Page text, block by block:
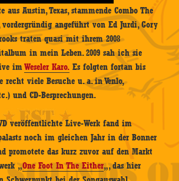
aus Austin, Texas, stammende Combo The
vordergründig angeführt von Ed Jurdi, Gory
traten quasi mit ihrem 2008
in mein Leben. 2009 sah ich sie
imWeseler Karo. Es folgten fortan bis
recht viele Besuche u. a. in Venlo,
und CD-Besprechungen.
veröffentlichte Live-Werk fand im
noch im gleichen Jahr in der Bonner
promotete das kurz zuvor auf den Markt
„One Foot In The Either„, das hier